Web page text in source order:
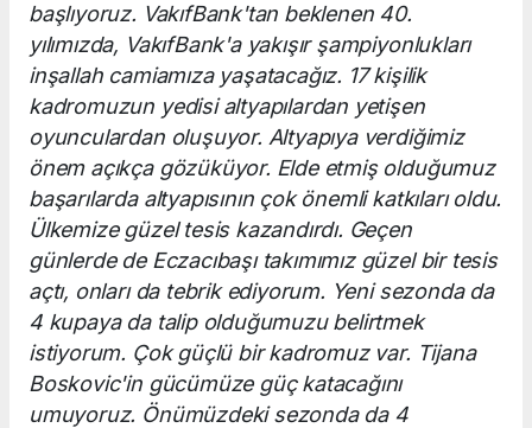
başlıyoruz. VakıfBank'tan beklenen 40.
yılımızda, VakıfBank'a yakışır şampiyonlukları
inşallah camiamıza yaşatacağız. 17 kişilik
kadromuzun yedisi altyapılardan yetişen
oyunculardan oluşuyor. Altyapıya verdiğimiz
önem açıkça gözüküyor. Elde etmiş olduğumuz
başarılarda altyapısının çok önemli katkıları oldu.
Ülkemize güzel tesis kazandırdı. Geçen
günlerde de Eczacıbaşı takımımız güzel bir tesis
açtı, onları da tebrik ediyorum. Yeni sezonda da
4 kupaya da talip olduğumuzu belirtmek
istiyorum. Çok güçlü bir kadromuz var. Tijana
Boskovic'in gücümüze güç katacağını
umuyoruz. Önümüzdeki sezonda da 4